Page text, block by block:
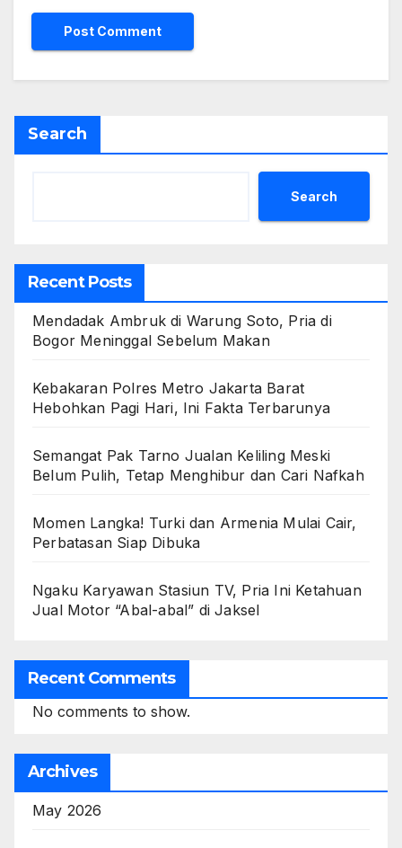
Search
Search
Recent Posts
Mendadak Ambruk di Warung Soto, Pria di
Bogor Meninggal Sebelum Makan
Kebakaran Polres Metro Jakarta Barat
Hebohkan Pagi Hari, Ini Fakta Terbarunya
Semangat Pak Tarno Jualan Keliling Meski
Belum Pulih, Tetap Menghibur dan Cari Nafkah
Momen Langka! Turki dan Armenia Mulai Cair,
Perbatasan Siap Dibuka
Ngaku Karyawan Stasiun TV, Pria Ini Ketahuan
Jual Motor “Abal-abal” di Jaksel
Recent Comments
No comments to show.
Archives
May 2026